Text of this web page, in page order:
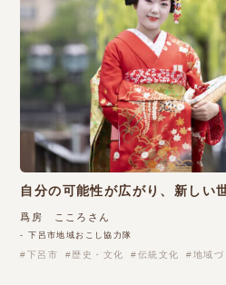
自分の可能性が広がり、新しい
爲房 こころさん
- 下呂市地域おこし協力隊
下呂市 歴史・文化 伝統文化 地域づ